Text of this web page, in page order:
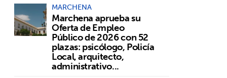
MARCHENA
Marchena aprueba su
Oferta de Empleo
Público de 2026 con 52
plazas: psicólogo, Policía
Local, arquitecto,
administrativo...